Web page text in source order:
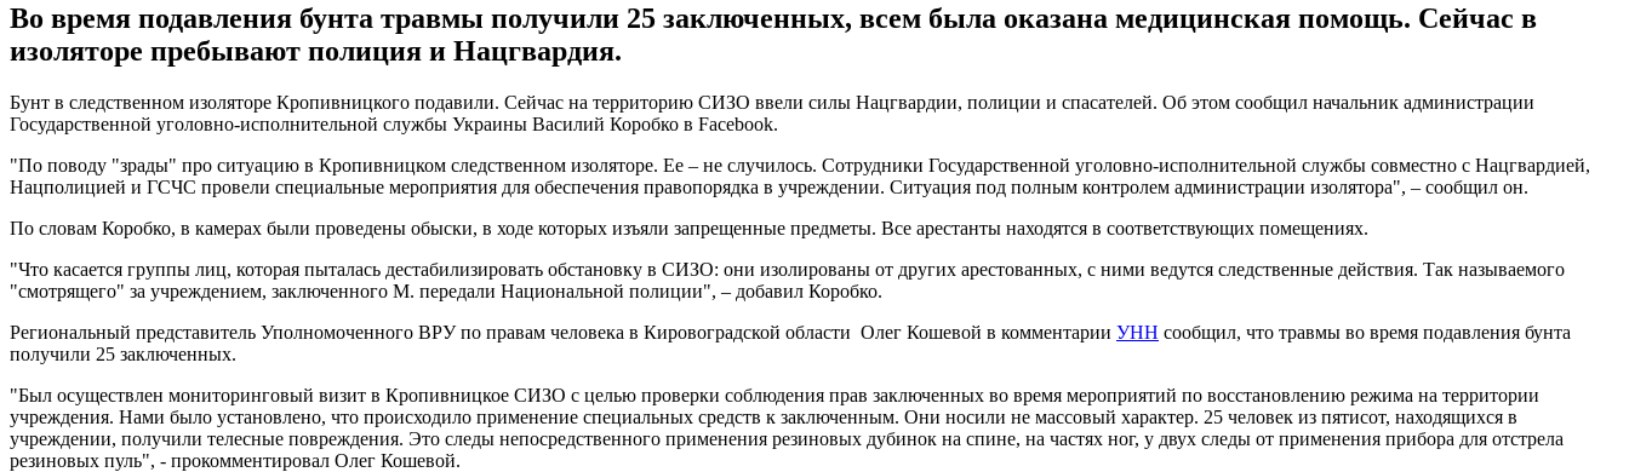
Во время подавления бунта травмы получили 25 заключенных, всем была оказана медицинская помощь. Сейчас в
изоляторе пребывают полиция и Нацгвардия.
Бунт в следственном изоляторе Кропивницкого подавили. Сейчас на территорию СИЗО ввели силы Нацгвардии, полиции и спасателей. Об этом сообщил начальник администрации
Государственной уголовно-исполнительной службы Украины Василий Коробко в Facebook.
"По поводу "зрады" про ситуацию в Кропивницком следственном изоляторе. Ее – не случилось. Сотрудники Государственной уголовно-исполнительной службы совместно с Нацгвардией,
Нацполицией и ГСЧС провели специальные мероприятия для обеспечения правопорядка в учреждении. Ситуация под полным контролем администрации изолятора", – сообщил он.
По словам Коробко, в камерах были проведены обыски, в ходе которых изъяли запрещенные предметы. Все арестанты находятся в соответствующих помещениях.
"Что касается группы лиц, которая пыталась дестабилизировать обстановку в СИЗО: они изолированы от других арестованных, с ними ведутся следственные действия. Так называемого
"смотрящего" за учреждением, заключенного М. передали Национальной полиции", – добавил Коробко.
Региональный представитель Уполномоченного ВРУ по правам человека в Кировоградской области Олег Кошевой в комментарии УНН сообщил, что травмы во время подавления бунта
получили 25 заключенных.
"Был осуществлен мониторинговый визит в Кропивницкое СИЗО с целью проверки соблюдения прав заключенных во время мероприятий по восстановлению режима на территории
учреждения. Нами было установлено, что происходило применение специальных средств к заключенным. Они носили не массовый характер. 25 человек из пятисот, находящихся в
учреждении, получили телесные повреждения. Это следы непосредственного применения резиновых дубинок на спине, на частях ног, у двух следы от применения прибора для отстрела
резиновых пуль", - прокомментировал Олег Кошевой.